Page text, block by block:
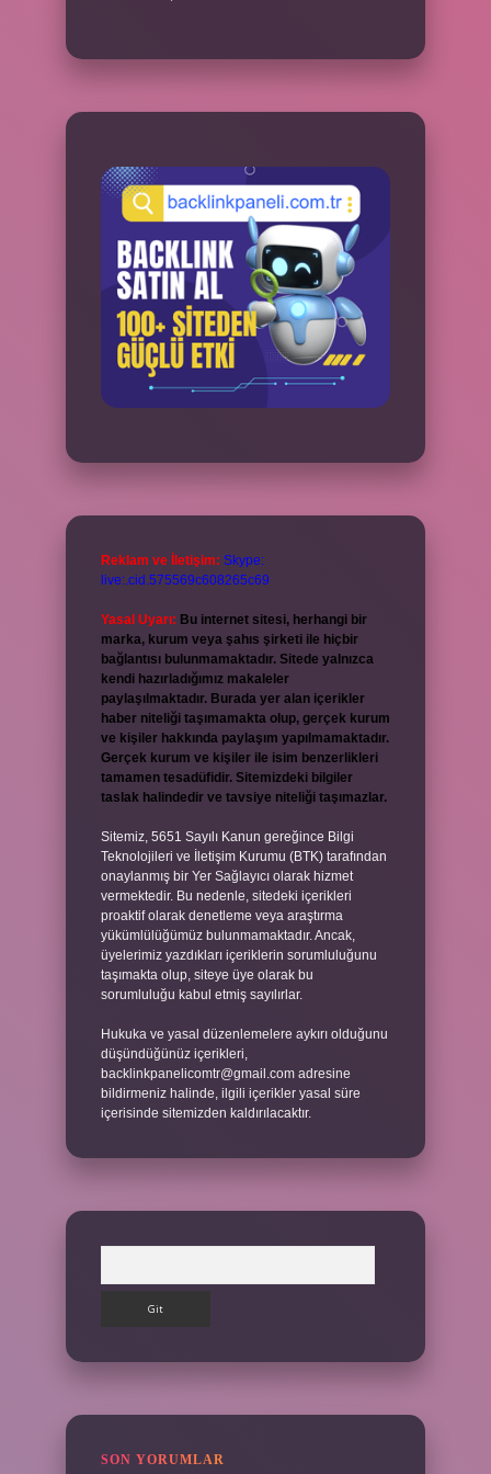
Reklam ve İletişim: Skype:
live:.cid.575569c608265c69
Yasal Uyarı: Bu internet sitesi, herhangi bir
marka, kurum veya şahıs şirketi ile hiçbir
bağlantısı bulunmamaktadır. Sitede yalnızca
kendi hazırladığımız makaleler
paylaşılmaktadır. Burada yer alan içerikler
haber niteliği taşımamakta olup, gerçek kurum
ve kişiler hakkında paylaşım yapılmamaktadır.
Gerçek kurum ve kişiler ile isim benzerlikleri
tamamen tesadüfidir. Sitemizdeki bilgiler
taslak halindedir ve tavsiye niteliği taşımazlar.
Sitemiz, 5651 Sayılı Kanun gereğince Bilgi
Teknolojileri ve İletişim Kurumu (BTK) tarafından
onaylanmış bir Yer Sağlayıcı olarak hizmet
vermektedir. Bu nedenle, sitedeki içerikleri
proaktif olarak denetleme veya araştırma
yükümlülüğümüz bulunmamaktadır. Ancak,
üyelerimiz yazdıkları içeriklerin sorumluluğunu
taşımakta olup, siteye üye olarak bu
sorumluluğu kabul etmiş sayılırlar.
Hukuka ve yasal düzenlemelere aykırı olduğunu
düşündüğünüz içerikleri,
backlinkpanelicomtr@gmail.com adresine
bildirmeniz halinde, ilgili içerikler yasal süre
içerisinde sitemizden kaldırılacaktır.
SON YORUMLAR